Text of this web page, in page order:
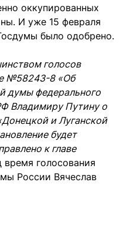
оккупированных
И уже 15 февраля
было одобрено.
голосов
№58243-8 «Об
думы федерального
Владимиру Путину о
и Луганской
будет
к главе
голосования
России Вячеслав